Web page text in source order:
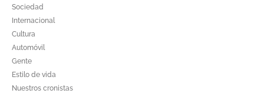
Sociedad
Internacional
Cultura
Automóvil
Gente
Estilo de vida
Nuestros cronistas